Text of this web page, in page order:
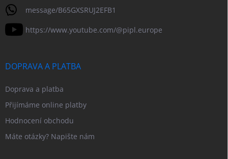
message/B65GXSRUJ2EFB1
https://www.youtube.com/@pipl.europe
DOPRAVA A PLATBA
Doprava a platba
Přijímáme online platby
Hodnocení obchodu
Máte otázky? Napište nám